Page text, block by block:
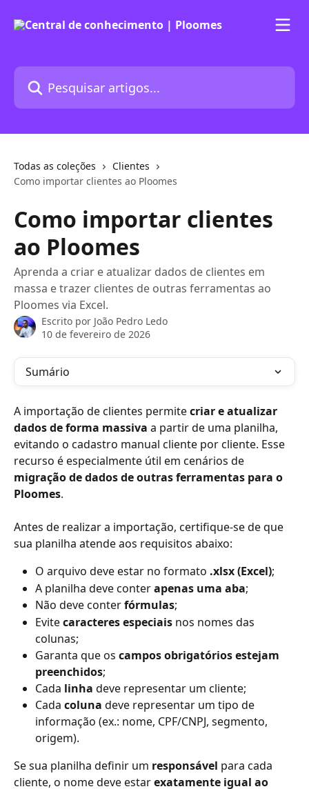
Pesquisar artigos...
Todas as coleções
Clientes
Como importar clientes ao Ploomes
Como importar clientes
ao Ploomes
Aprenda a criar e atualizar dados de clientes em
massa e trazer clientes de outras ferramentas ao
Ploomes via Excel.
Escrito por João Pedro Ledo
10 de fevereiro de 2026
Sumário
A importação de clientes permite criar e atualizar
dados de forma massiva a partir de uma planilha,
evitando o cadastro manual cliente por cliente. Esse
recurso é especialmente útil em cenários de
migração de dados de outras ferramentas para o
Ploomes.
Antes de realizar a importação, certifique-se de que
sua planilha atende aos requisitos abaixo:
O arquivo deve estar no formato .xlsx (Excel);
A planilha deve conter apenas uma aba;
Não deve conter fórmulas;
Evite caracteres especiais nos nomes das
colunas;
Garanta que os campos obrigatórios estejam
preenchidos;
Cada linha deve representar um cliente;
Cada coluna deve representar um tipo de
informação (ex.: nome, CPF/CNPJ, segmento,
origem).
Se sua planilha definir um responsável para cada
cliente, o nome deve estar exatamente igual ao